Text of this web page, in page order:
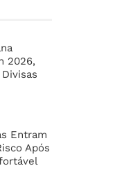
2026,
Entram
Após